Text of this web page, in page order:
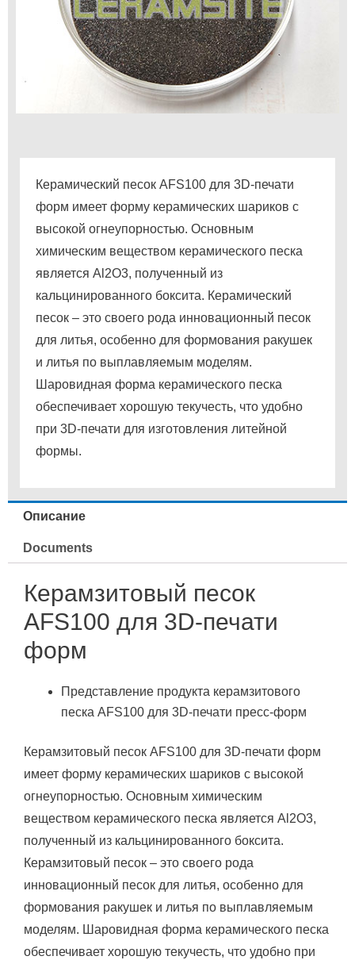
Керамический песок AFS100 для 3D-печати
форм имеет форму керамических шариков с
высокой огнеупорностью. Основным
химическим веществом керамического песка
является Al2O3, полученный из
кальцинированного боксита. Керамический
песок – это своего рода инновационный песок
для литья, особенно для формования ракушек
и литья по выплавляемым моделям.
Шаровидная форма керамического песка
обеспечивает хорошую текучесть, что удобно
при 3D-печати для изготовления литейной
формы.
Описание
Documents
Керамзитовый песок
AFS100 для 3D-печати
форм
Представление продукта керамзитового
песка AFS100 для 3D-печати пресс-форм
Керамзитовый песок AFS100 для 3D-печати форм
имеет форму керамических шариков с высокой
огнеупорностью. Основным химическим
веществом керамического песка является Al2O3,
полученный из кальцинированного боксита.
Керамзитовый песок – это своего рода
инновационный песок для литья, особенно для
формования ракушек и литья по выплавляемым
моделям. Шаровидная форма керамического песка
обеспечивает хорошую текучесть, что удобно при